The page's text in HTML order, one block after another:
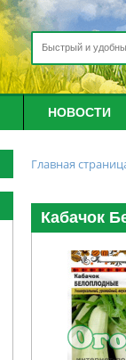
НОВОСТИ
Главная
Кабачок